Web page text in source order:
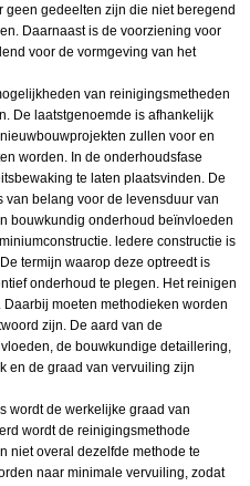
geen gedeelten zijn die niet beregend
Daarnaast is de voorziening voor
voor de vormgeving van het
van reinigingsmetheden
De laatstgenoemde is afhankelijk
zullen voor en
worden. In de onderhoudsfase
te laten plaatsvinden. De
belang voor de levensduur van
bouwkundig onderhoud beïnvloeden
ledere constructie is
termijn waarop deze optreedt is
onderhoud te plegen. Het reinigen
moeten methodieken worden
zijn. De aard van de
de bouwkundige detaillering,
en de graad van vervuiling zijn
wordt de werkelijke graad van
wordt de reinigingsmethode
niet overal dezelfde methode te
naar minimale vervuiling, zodat